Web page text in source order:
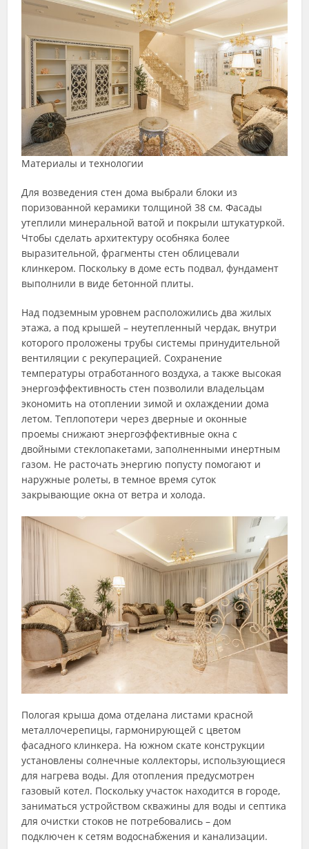
Материалы и технологии
Для возведения стен дома выбрали блоки из
поризованной керамики толщиной 38 см. Фасады
утеплили минеральной ватой и покрыли штукатуркой.
Чтобы сделать архитектуру особняка более
выразительной, фрагменты стен облицевали
клинкером. Поскольку в доме есть подвал, фундамент
выполнили в виде бетонной плиты.
Над подземным уровнем расположились два жилых
этажа, а под крышей – неутепленный чердак, внутри
которого проложены трубы системы принудительной
вентиляции с рекуперацией. Сохранение
температуры отработанного воздуха, а также высокая
энергоэффективность стен позволили владельцам
экономить на отоплении зимой и охлаждении дома
летом. Теплопотери через дверные и оконные
проемы снижают энергоэффективные окна с
двойными стеклопакетами, заполненными инертным
газом. Не расточать энергию попусту помогают и
наружные ролеты, в темное время суток
закрывающие окна от ветра и холода.
Пологая крыша дома отделана листами красной
металлочерепицы, гармонирующей с цветом
фасадного клинкера. На южном скате конструкции
установлены солнечные коллекторы, использующиеся
для нагрева воды. Для отопления предусмотрен
газовый котел. Поскольку участок находится в городе,
заниматься устройством скважины для воды и септика
для очистки стоков не потребовались – дом
подключен к сетям водоснабжения и канализации.